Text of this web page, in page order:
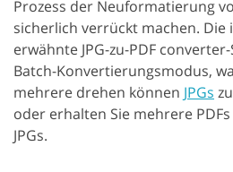
Prozess der Neuformatierung
sicherlich verrückt machen. Die
erwähnte JPG-zu-PDF
Batch-Konvertierungsmodus,
mehrere drehen können JPGs
oder erhalten Sie mehrere
JPGs.